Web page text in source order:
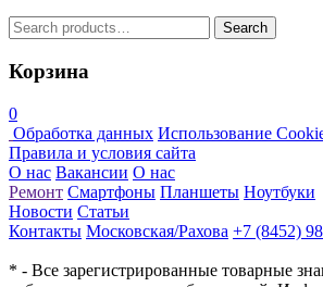
Search
for:
Search
Корзина
0
Обработка данных Использование
Правила и условия сайта
О нас Вакансии О нас
Ремонт Смартфоны Планшеты Ноутбуки
Новости Статьи
Контакты Московская/Рахова +7 (8452)
* - Все зарегистрированные товарные